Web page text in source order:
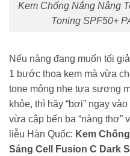
Kem Chống Nắng Nâng
Toning SPF50+
Nếu nàng đang muốn tối
1 bước thoa kem mà vừa
tone mỏng nhẹ tựa sương
khỏe, thì hãy “bơi” ngay
vừa cập bến ba “nàng thơ”
liễu Hàn Quốc: Kem
Sáng Cell Fusion C Dark